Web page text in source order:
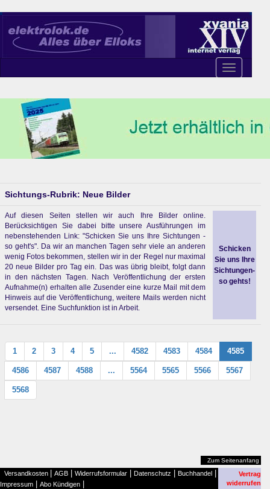
Toggle
navigation
Sichtungs-Rubrik: Neue Bilder
Auf diesen Seiten stellen wir auch Ihre Bilder online.
Berücksichtigen Sie dabei bitte unsere Ausführungen im
nebenstehenden Link: "Schicken Sie uns Ihre Sichtungen -
so geht's". Da wir an manchen Tagen sehr viele an anderen
wenig Fotos bekommen, stellen wir in der Regel nur maximal
20 neue Bilder pro Tag ein. Das was übrig bleibt, folgt dann
in den nächsten Tagen. Nach Veröffentlichung der ersten
Aufnahme(n) erhalten alle Zusender eine kurze Mail mit dem
Hinweis auf die Veröffentlichung, weitere Mails werden nicht
versendet. Eine Suchfunktion ist in Arbeit.
Schicken
Sie uns Ihre
Sichtungen-
so gehts!
1 2 3 4 5 ... 4582 4583 4584 4585
4586 4587 4588 ... 5564 5565 5566 5567
5568
Zum Seitenanfang
Versandkosten AGB Widerrufsformular Datenschutz Buchhandel
Impressum Abo Kündigen
Vertrag
widerrufen